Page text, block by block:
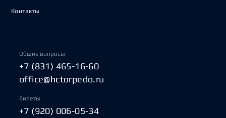
Контакты
Общие вопросы
+7 (831) 465-16-60
office@hctorpedo.ru
Билеты
+7 (920) 006-05-34